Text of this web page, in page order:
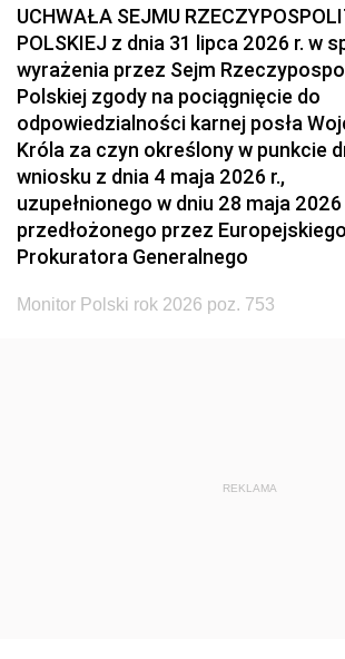
UCHWAŁA SEJMU
POLSKIEJ z dnia 31 lipca 2026 r. w
wyrażenia przez Sejm
Polskiej zgody na pociągnięcie do
odpowiedzialności karnej posła
Króla za czyn określony w punkcie
wniosku z dnia 4 maja 2026 r.,
uzupełnionego w dniu 28 maja 2026
przedłożonego przez Europejskiego
Prokuratora Generalnego
Monitor Polski rok 2026 poz. 753
REKLAMA